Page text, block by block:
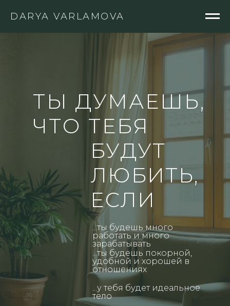
DARYA VARLAMOVA
...ты будешь много
работать и много
зарабатывать
...у тебя будет идеальное
тело
...ты будешь покорной,
удобной и хорошей в
отношениях
ТЫ ДУМАЕШЬ,
ЧТО ТЕБЯ
БУДУТ
ЛЮБИТЬ,
ЕСЛИ